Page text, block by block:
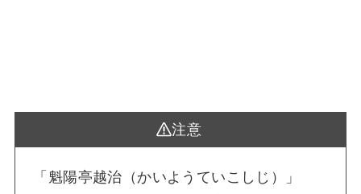
注意
「魁陽亭越治（かいようていこしじ）」